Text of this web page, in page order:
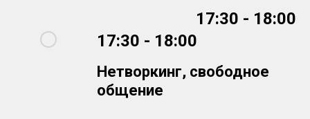
17:30 - 18:00
17:30 - 18:00
Нетворкинг, свободное
общение